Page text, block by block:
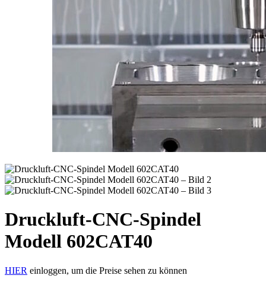
Druckluft-CNC-Spindel
Modell 602CAT40
HIER einloggen, um die Preise sehen zu können